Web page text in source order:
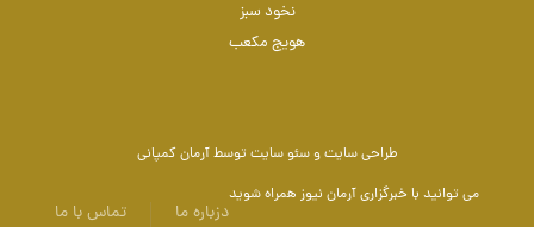
نخود سبز
هویج مکعب
طراحی سایتوسئو سایت توسط آرمان کمپانی
تماس با ما دزباره ما
می توانید با خبرگزاری آرمان نیوز همراه شوید